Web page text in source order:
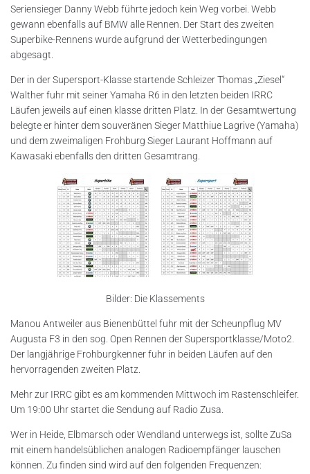
Seriensieger Danny Webb führte jedoch kein Weg vorbei. Webb
gewann ebenfalls auf BMW alle Rennen . Der Start des zweiten
Superbike-Rennens wurde aufgrund der Wetterbedingungen
abgesagt.
Der in der Supersport-Klasse startende Schleizer Thomas „Ziesel“
Walther fuhr mit seiner Yamaha R6 in den letzten beiden IRRC
Läufen jeweils auf einen klasse dritten Platz. In der Gesamtwertung
belegte er hinter dem souveränen Sieger Matthiue Lagrive (Yamaha)
und dem zweimaligen Frohburg Sieger Laurant Hoffmann auf
Kawasaki ebenfalls den dritten Gesamtrang.
Bilder: Die Klassements
Manou Antweiler aus Bienenbüttel fuhr mit der Scheunpflug MV
Augusta F3 in den sog. Open Rennen der Supersportklasse/Moto2.
Der langjährige Frohburgkenner fuhr in beiden Läufen auf den
hervorragenden zweiten Platz.
Mehr zur IRRC gibt es am kommenden Mittwoch im Rastenschleifer.
Um 19:00 Uhr startet die Sendung auf Radio Zusa.
Wer in Heide, Elbmarsch oder Wendland unterwegs ist, sollte ZuSa
mit einem handelsüblichen analogen Radioempfänger lauschen
können. Zu finden sind wird auf den folgenden Frequenzen: